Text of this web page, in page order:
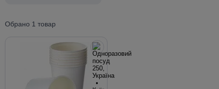
Обрано 1 товар